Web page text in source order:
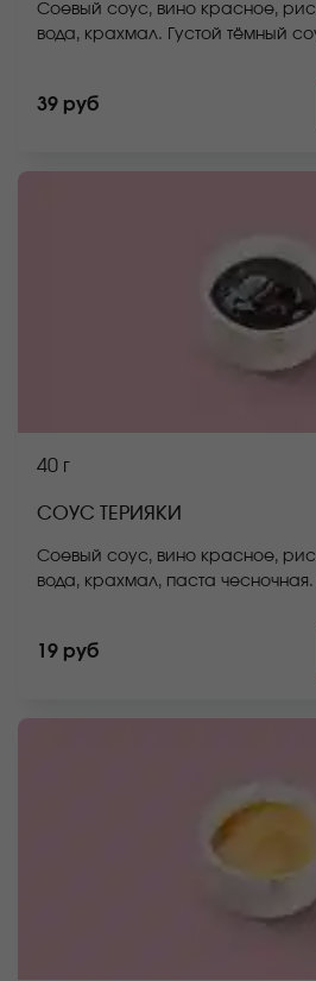
Соевый соус, вино красное,
вода, крахмал. Густой тёмный
сладковатым послевкусием.
горячим роллам, придаёт блюду
39 руб
40 г
СОУС ТЕРИЯКИ
Соевый соус, вино красное,
вода, крахмал, паста
Соус терияки универсален и
роллам и блюдам японской кухни
19 руб